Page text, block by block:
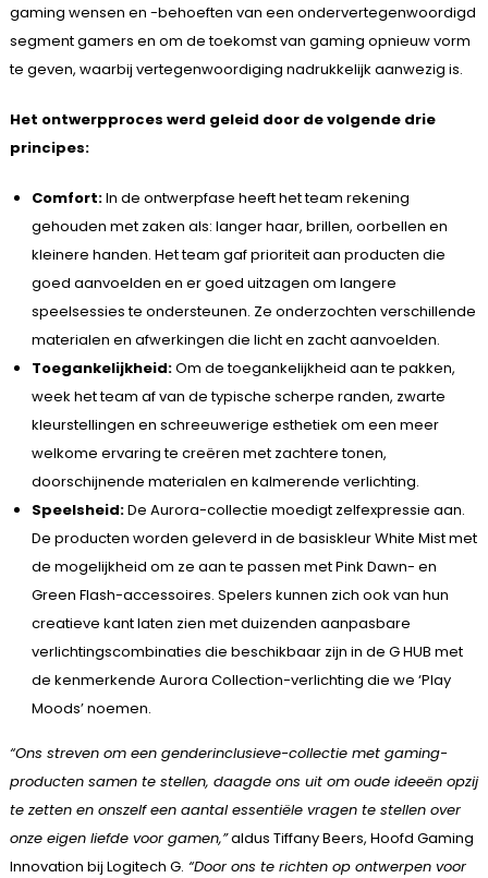
gaming wensen en -behoeften van een ondervertegenwoordigd
segment gamers en om de toekomst van gaming opnieuw vorm
te geven, waarbij vertegenwoordiging nadrukkelijk aanwezig is.
Het ontwerpproces werd geleid door de volgende drie
principes:
Comfort:In de ontwerpfase heeft het team rekening
gehouden met zaken als: langer haar, brillen, oorbellen en
kleinere handen. Het team gaf prioriteit aan producten die
goed aanvoelden en er goed uitzagen om langere
speelsessies te ondersteunen. Ze onderzochten verschillende
materialen en afwerkingen die licht en zacht aanvoelden.
Toegankelijkheid:Om de toegankelijkheid aan te pakken,
week het team af van de typische scherpe randen, zwarte
kleurstellingen en schreeuwerige esthetiek om een meer
welkome ervaring te creëren met zachtere tonen,
doorschijnende materialen en kalmerende verlichting.
Speelsheid:De Aurora-collectie moedigt zelfexpressie aan.
De producten worden geleverd in de basiskleur White Mist met
de mogelijkheid om ze aan te passen met Pink Dawn- en
Green Flash-accessoires. Spelers kunnen zich ook van hun
creatieve kant laten zien met duizenden aanpasbare
verlichtingscombinaties die beschikbaar zijn in de G HUB met
de kenmerkende Aurora Collection-verlichting die we ‘Play
Moods’ noemen.
“Ons streven om een genderinclusieve-collectie met gaming-
producten samen te stellen, daagde ons uit om oude ideeën opzij
te zetten en onszelf een aantal essentiële vragen te stellen over
onze eigen liefde voor gamen,”aldus Tiffany Beers, Hoofd Gaming
Innovation bij Logitech G. “Door ons te richten op ontwerpen voor